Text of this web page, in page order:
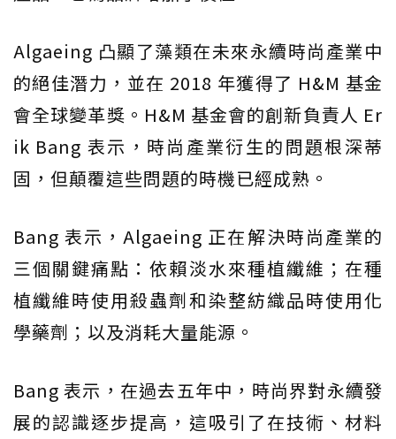
Algaeing 凸顯了藻類在未來永續時尚產業中
的絕佳潛力，並在 2018 年獲得了 H&M 基金
會全球變革獎。H&M 基金會的創新負責人 Er
ik Bang 表示，時尚產業衍生的問題根深蒂
固，但顛覆這些問題的時機已經成熟。
Bang 表示，Algaeing 正在解決時尚產業的
三個關鍵痛點：依賴淡水來種植纖維；在種
植纖維時使用殺蟲劑和染整紡織品時使用化
學藥劑；以及消耗大量能源。
Bang 表示，在過去五年中，時尚界對永續發
展的認識逐步提高，這吸引了在技術、材料